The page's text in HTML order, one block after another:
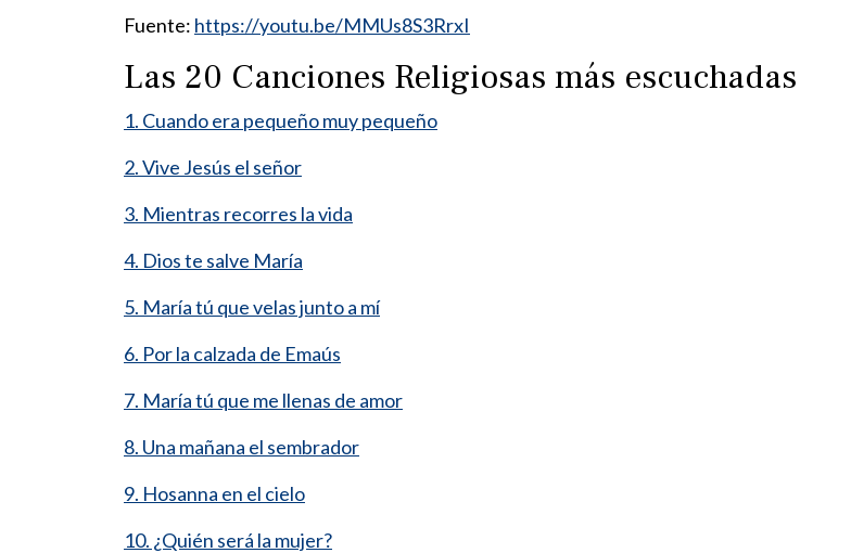
Fuente: https://youtu.be/MMUs8S3RrxI
Las 20 Canciones Religiosas más escuchadas
1. Cuando era pequeño muy pequeño
2. Vive Jesús el señor
3. Mientras recorres la vida
4. Dios te salve María
5. María tú que velas junto a mí
6. Por la calzada de Emaús
7. María tú que me llenas de amor
8. Una mañana el sembrador
9. Hosanna en el cielo
10. ¿Quién será la mujer?